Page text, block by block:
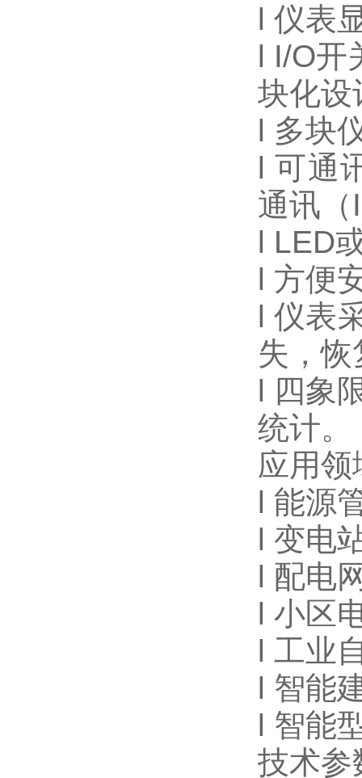
l 仪表
l I/O开
块化设
l 多块
l可通
通讯
l LED
l 方便
l仪表
失，
l 四象
统计。
应用领
l 能源
l 变电
l 配电
l 小区
l 工业
l 智能
l 智能
技术参